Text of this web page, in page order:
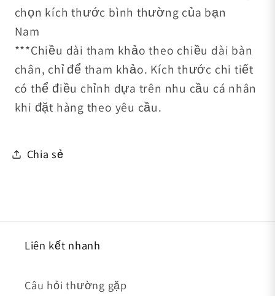
chọn kích thước bình thường của bạn
Nam
***Chiều dài tham khảo theo chiều dài bàn
chân, chỉ để tham khảo. Kích thước chi tiết
có thể điều chỉnh dựa trên nhu cầu cá nhân
khi đặt hàng theo yêu cầu.
Chia sẻ
Liên kết nhanh
Câu hỏi thường gặp